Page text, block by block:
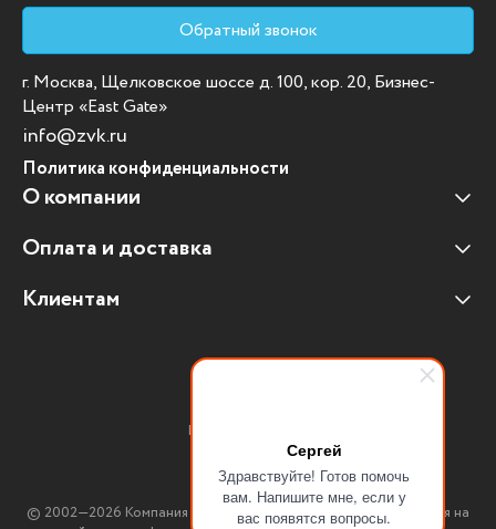
Сергей
Здравствуйте! Готов помочь
вам. Напишите мне, если у
вас появятся вопросы.
Обратный звонок
г. Москва, Щелковское шоссе д. 100, кор. 20, Бизнес-
Центр «East Gate»
info@zvk.ru
Политика конфиденциальности
О компании
Наши клиенты
Отзывы клиентов
Оплата и доставка
Оплата и доставка
Клиентам
Мультимедийное оборудование
© 2002—2026 Компания ЗВК. *Вся информация, опубликованная на
Присоединяйтесь: